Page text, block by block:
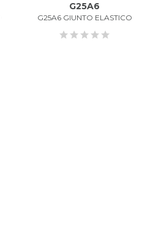
G25A6
G25A6 GIUNTO ELASTICO